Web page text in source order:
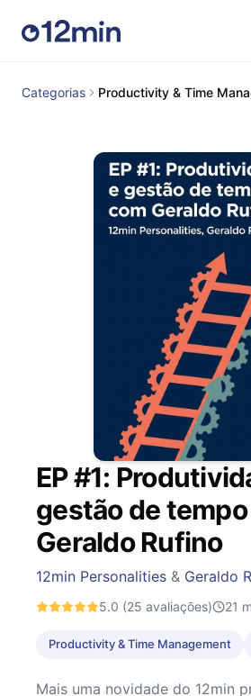
Categorias Productivity & Time
EP #1:
gestão de
Geraldo Rufino
12min Personalities & Geraldo
5.0 (25 avaliações) 21
Productivity & Time Management
Mais uma novidade do 12min